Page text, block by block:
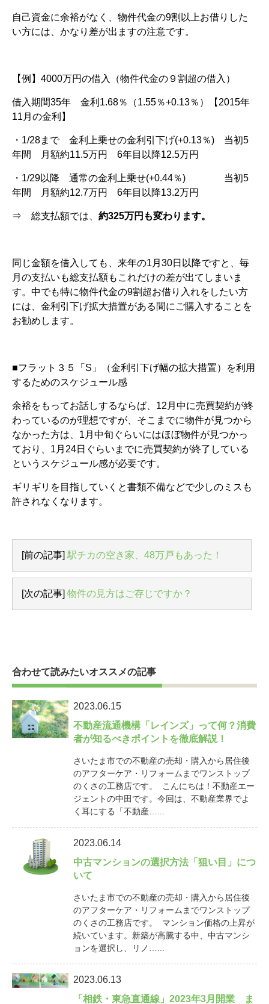
自己資金に余裕がなく、物件代金の9割以上お借りした
い方には、かなり差が出ますの注意です。
【例】4000万円の借入（物件代金の９割超の借入）
借入期間35年 金利1.68％（1.55％+0.13％）【2015年
11月の金利】
・1/28まで 金利上乗せの金利引下げ(+0.13％) 当初5
年間 月額約11.5万円 6年目以降12.5万円
・1/29以降 通常の金利上乗せ(+0.44％) 当初5
年間 月額約12.7万円 6年目以降13.2万円
⇒ 総支払額では、 約325万円も変わります。
同じ金額を借入しても、来年の1月30日以降ですと、毎
月の支払いも総支払額もこれだけの差が出てしまいま
す。中でも特に物件代金の9割超お借り入れをしたい方
には、金利引下げ拡大措置がある間にご購入することを
お勧めします。
■フラット３５「S」（金利引下げ幅の拡大措置）を利用
するためのスケジュール感
余裕をもってお話しするならば、12月中に売買契約が終
わっているのが理想ですが、そこまでに物件が見つから
なかった方は、1月中旬ぐらいにはほぼ物件が見つかっ
ており、1月24日ぐらいまでに売買契約が終了している
というスケジュール感が必要です。
ギリギリを目指していくと書類不備などで少しのミスも
許されなくなります。
[前の記事] 駅チカの空き家、48万戸もあった！
[次の記事] 物件の見方はご存じですか？
合わせて読みたいオススメの記事
2023.06.15
不動産流通機構「レインズ」って何？消費
者が知るべきポイントを徹底解説！
さいたま市での不動産の売却・購入から居住後
のアフターケア・リフォームまでワンストップ
のくさの工務店です。 こんにちは！不動産エー
ジェントの中田です。今回は、不動産業界でよ
く耳にする「不動産…...
2023.06.14
中古マンションの選択方法「狙い目」につ
いて
さいたま市での不動産の売却・購入から居住後
のアフターケア・リフォームまでワンストップ
のくさの工務店です。 マンション価格の上昇が
続いています。新築が高騰する中、中古マンシ
ョンを選択し、リノ…...
2023.06.13
「相鉄・東急直通線」2023年3月開業 ま